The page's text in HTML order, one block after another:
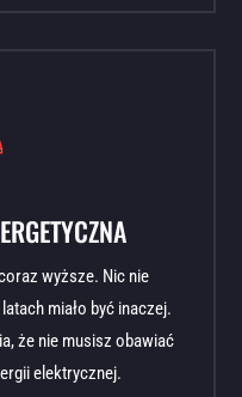
wyższe. Nic nie
miało być inaczej.
że nie musisz obawiać
elektrycznej.